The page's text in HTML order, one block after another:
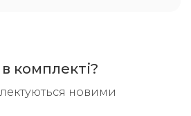
комплекті?
новими